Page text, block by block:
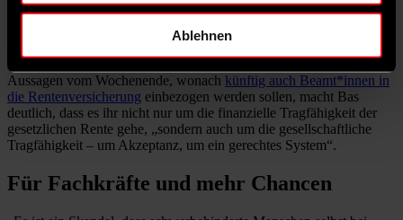
Ablehnen
„Für ein gerechtes System.“ Mit Blick auf die Zukunft der Rente
und ihrer finanziellen Ausgestaltung geht Bas über die
Bildung einer Renten-Kommission geplant. Mit Blick auf ihre
Aussagen vom Wochenende, wonach künftig auch Beamt*innen in
die Rentenversicherung einbezogen werden sollen, macht Bas
deutlich, dass es ihr nicht nur um die finanzielle Tragfähigkeit der
gesetzlichen Rente gehe, „sondern auch um die gesellschaftliche
Tragfähigkeit – um Akzeptanz, um ein gerechtes System“.
Für Fachkräfte und mehr Chancen